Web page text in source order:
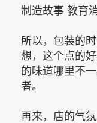
制造故事 教育
所以，包装的
想，这个点的
的味道哪里不
者。
再来，店的气